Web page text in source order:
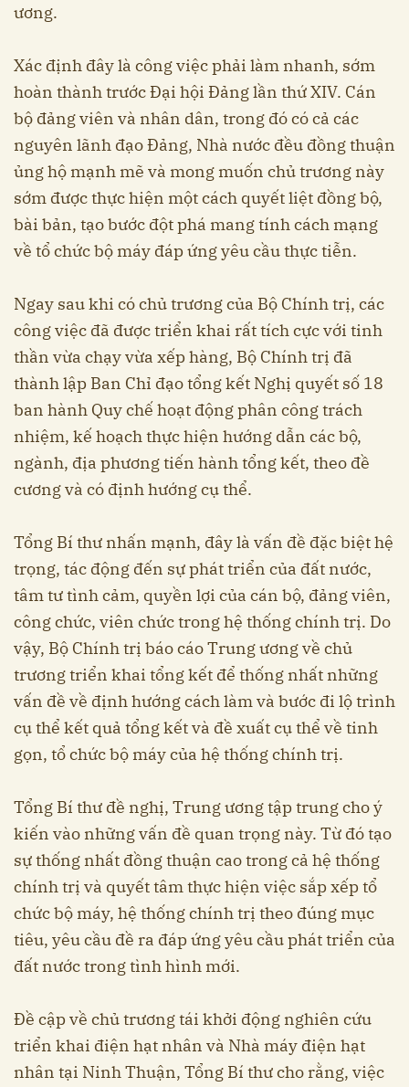
ương.
Xác định đây là công việc phải làm nhanh, sớm
hoàn thành trước Đại hội Đảng lần thứ XIV. Cán
bộ đảng viên và nhân dân, trong đó có cả các
nguyên lãnh đạo Đảng, Nhà nước đều đồng thuận
ủng hộ mạnh mẽ và mong muốn chủ trương này
sớm được thực hiện một cách quyết liệt đồng bộ,
bài bản, tạo bước đột phá mang tính cách mạng
về tổ chức bộ máy đáp ứng yêu cầu thực tiễn.
Ngay sau khi có chủ trương của Bộ Chính trị, các
công việc đã được triển khai rất tích cực với tinh
thần vừa chạy vừa xếp hàng, Bộ Chính trị đã
thành lập Ban Chỉ đạo tổng kết Nghị quyết số 18
ban hành Quy chế hoạt động phân công trách
nhiệm, kế hoạch thực hiện hướng dẫn các bộ,
ngành, địa phương tiến hành tổng kết, theo đề
cương và có định hướng cụ thể.
Tổng Bí thư nhấn mạnh, đây là vấn đề đặc biệt hệ
trọng, tác động đến sự phát triển của đất nước,
tâm tư tình cảm, quyền lợi của cán bộ, đảng viên,
công chức, viên chức trong hệ thống chính trị. Do
vậy, Bộ Chính trị báo cáo Trung ương về chủ
trương triển khai tổng kết để thống nhất những
vấn đề về định hướng cách làm và bước đi lộ trình
cụ thể kết quả tổng kết và đề xuất cụ thể về tinh
gọn, tổ chức bộ máy của hệ thống chính trị.
Tổng Bí thư đề nghị, Trung ương tập trung cho ý
kiến vào những vấn đề quan trọng này. Từ đó tạo
sự thống nhất đồng thuận cao trong cả hệ thống
chính trị và quyết tâm thực hiện việc sắp xếp tổ
chức bộ máy, hệ thống chính trị theo đúng mục
tiêu, yêu cầu đề ra đáp ứng yêu cầu phát triển của
đất nước trong tình hình mới.
Đề cập về chủ trương tái khởi động nghiên cứu
triển khai điện hạt nhân và Nhà máy điện hạt
nhân tại Ninh Thuận, Tổng Bí thư cho rằng, việc